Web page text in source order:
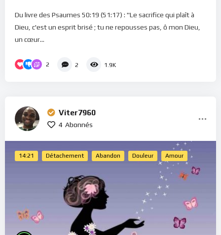
Du livre des Psaumes 50:19 (51:17) : "Le sacrifice qui plaît à
Dieu, c'est un esprit brisé ; tu ne repousses pas, ô mon Dieu,
un cœur...
2 2 1.9K
Viter7960
4 Abonnés
14:21 Détachement Abandon Douleur Amour